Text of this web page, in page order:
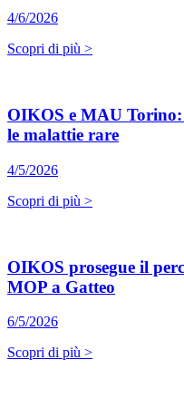
4/6/2026
Scopri di più >
OIKOS e MAU
le malattie rare
4/5/2026
Scopri di più >
OIKOS prosegue il
MOP a Gatteo
6/5/2026
Scopri di più >